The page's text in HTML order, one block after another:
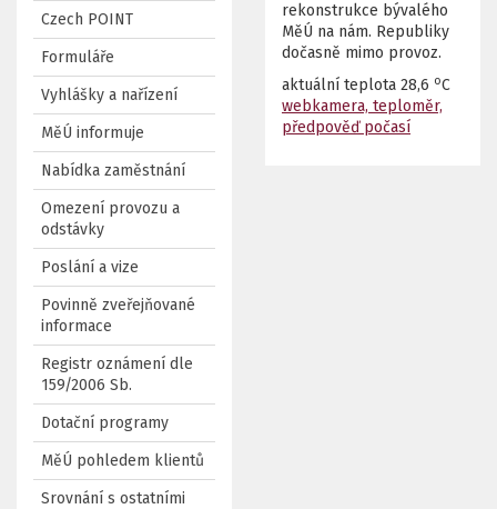
Czech POINT
Formuláře
Vyhlášky a nařízení
MěÚ informuje
Nabídka zaměstnání
Omezení provozu a
odstávky
Poslání a vize
Povinně zveřejňované
informace
Registr oznámení dle
159/2006 Sb.
Dotační programy
MěÚ pohledem klientů
Srovnání s ostatními
rekonstrukce bývalého
MěÚ na nám. Republiky
dočasně mimo provoz.
aktuální teplota 28,6 oC
webkamera, teploměr,
předpověď počasí